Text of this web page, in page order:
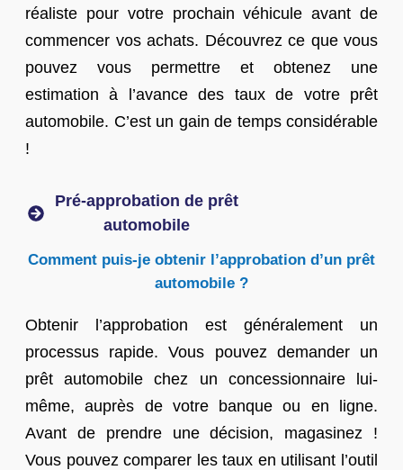
réaliste pour votre prochain véhicule avant de
commencer vos achats. Découvrez ce que vous
pouvez vous permettre et obtenez une
estimation à l’avance des taux de votre prêt
automobile. C’est un gain de temps considérable
!
Pré-approbation de prêt
automobile
Comment puis-je obtenir l’approbation d’un prêt
automobile ?
Obtenir l’approbation est généralement un
processus rapide. Vous pouvez demander un
prêt automobile chez un concessionnaire lui-
même, auprès de votre banque ou en ligne.
Avant de prendre une décision, magasinez !
Vous pouvez comparer les taux en utilisant l’outil